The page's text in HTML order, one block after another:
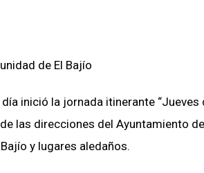
inició la jornada itinerante “Jueves
las direcciones del Ayuntamiento
y lugares aledaños.